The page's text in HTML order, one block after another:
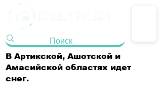
В Артикской, Ашотской и
Амасийской областях идет
снег.